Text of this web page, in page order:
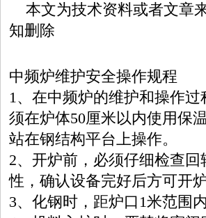
本文为技术资料或者文章
知删除
中频炉维护安全操作规程
1、在中频炉的维护和操作
须在炉体50厘米以内使用保
站在钢结构平台上操作。
2、开炉前，必须仔细检查
性，确认设备完好后方可开炉
3、化钢时，距炉口 1米范围